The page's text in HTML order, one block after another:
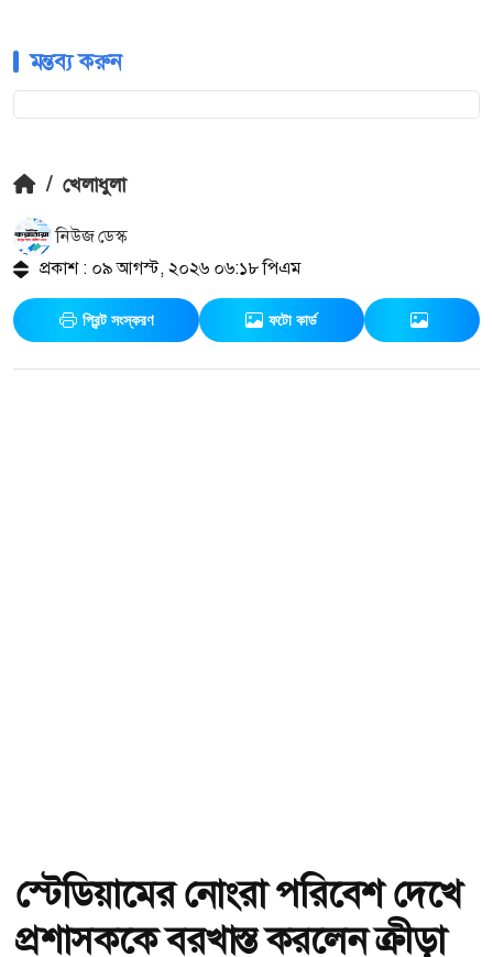
মন্তব্য করুন
/ খেলাধুলা
নিউজ ডেস্ক
প্রকাশ : ০৯ আগস্ট, ২০২৬ ০৬:১৮ পিএম
প্রিন্ট সংস্করণ ফটো কার্ড
স্টেডিয়ামের নোংরা পরিবেশ দেখে
প্রশাসককে বরখাস্ত করলেন ক্রীড়া